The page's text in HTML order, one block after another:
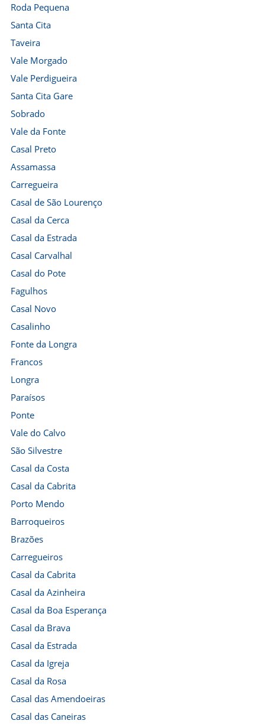
Roda Pequena
Santa Cita
Taveira
Vale Morgado
Vale Perdigueira
Santa Cita Gare
Sobrado
Vale da Fonte
Casal Preto
Assamassa
Carregueira
Casal de São Lourenço
Casal da Cerca
Casal da Estrada
Casal Carvalhal
Casal do Pote
Fagulhos
Casal Novo
Casalinho
Fonte da Longra
Francos
Longra
Paraísos
Ponte
Vale do Calvo
São Silvestre
Casal da Costa
Casal da Cabrita
Porto Mendo
Barroqueiros
Brazões
Carregueiros
Casal da Cabrita
Casal da Azinheira
Casal da Boa Esperança
Casal da Brava
Casal da Estrada
Casal da Igreja
Casal da Rosa
Casal das Amendoeiras
Casal das Caneiras